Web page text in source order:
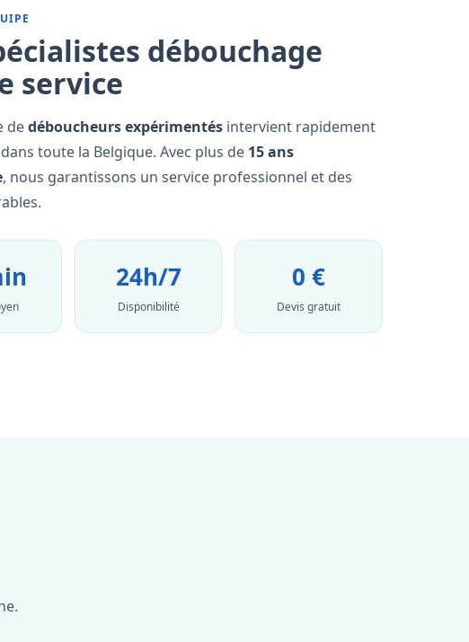
débouchage
service
dedéboucheurs expérimentés intervient rapidement
toute la Belgique. Avec plus de 15 ans
, nous garantissons un service professionnel et des
24h/7
Disponibilité
0 €
Devis gratuit